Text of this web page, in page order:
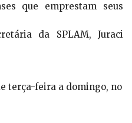
que emprestam seus
da SPLAM, Juraci
terça-feira a domingo, no